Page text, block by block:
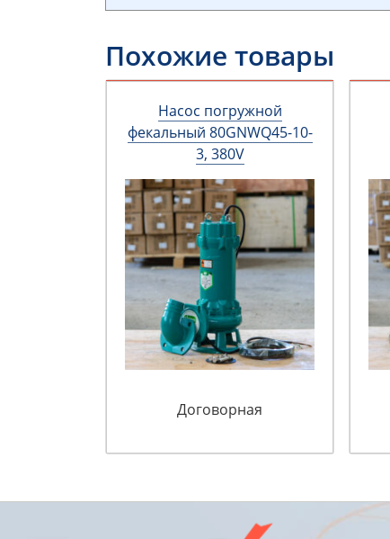
Похожие товары
Насос погружной
фекальный 80GNWQ45-10-
3, 380V
Договорная